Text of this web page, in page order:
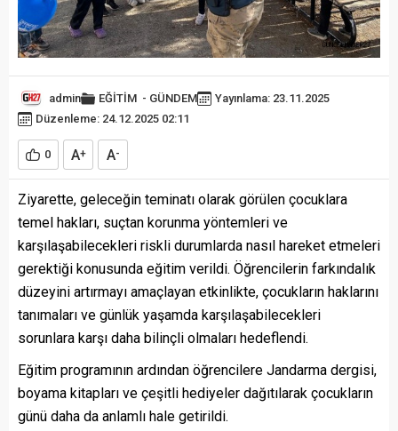
admin EĞİTİM - GÜNDEM
Yayınlama: 23.11.2025
Düzenleme: 24.12.2025 02:11
0 A+ A-
Ziyarette, geleceğin teminatı olarak görülen çocuklara
temel hakları, suçtan korunma yöntemleri ve
karşılaşabilecekleri riskli durumlarda nasıl hareket etmeleri
gerektiği konusunda eğitim verildi. Öğrencilerin farkındalık
düzeyini artırmayı amaçlayan etkinlikte, çocukların haklarını
tanımaları ve günlük yaşamda karşılaşabilecekleri
sorunlara karşı daha bilinçli olmaları hedeflendi.
Eğitim programının ardından öğrencilere Jandarma dergisi,
boyama kitapları ve çeşitli hediyeler dağıtılarak çocukların
günü daha da anlamlı hale getirildi.